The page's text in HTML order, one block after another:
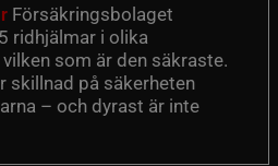
Försäkringsbolaget
ridhjälmar i olika
som är den säkraste.
skillnad på säkerheten
– och dyrast är inte